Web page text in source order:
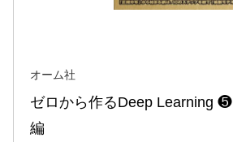
オーム社
ゼロから作るDeep Learning
編